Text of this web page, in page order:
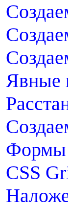
Явные
Формы
CSS